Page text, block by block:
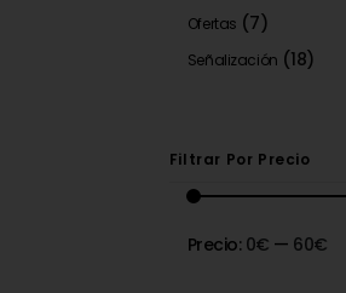
Ofertas (7)
Señalización (18)
Filtrar Por Precio
Precio: 0€ — 60€